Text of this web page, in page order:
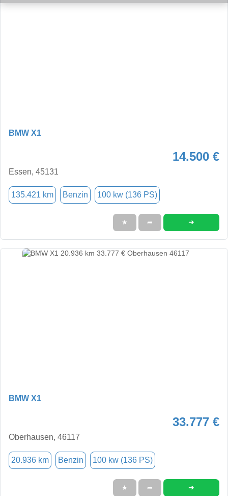
BMW X1
14.500 €
Essen, 45131
135.421 km Benzin 100 kw (136 PS)
★ ➦ ➜
BMW X1
33.777 €
Oberhausen, 46117
20.936 km Benzin 100 kw (136 PS)
★ ➦ ➜